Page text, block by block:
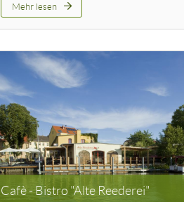
Mehr lesen
Cafè - Bistro "Alte Reederei"